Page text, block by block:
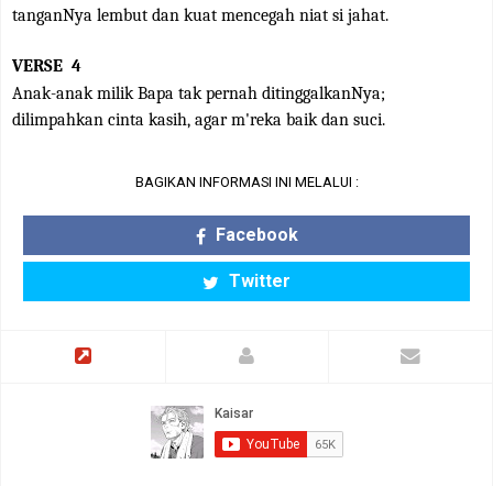
tanganNya lembut dan kuat mencegah niat si jahat.
VERSE 4
Anak-anak milik Bapa tak pernah ditinggalkanNya;
dilimpahkan cinta kasih, agar m'reka baik dan suci.
BAGIKAN INFORMASI INI MELALUI :
Facebook
Twitter